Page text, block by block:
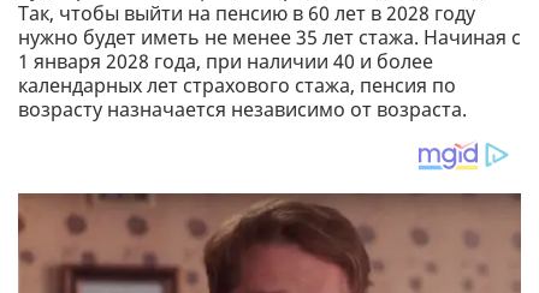
Так, чтобы выйти на пенсию в 60 лет в 2028 году
нужно будет иметь не менее 35 лет стажа. Начиная с
1 января 2028 года, при наличии 40 и более
календарных лет страхового стажа, пенсия по
возрасту назначается независимо от возраста.